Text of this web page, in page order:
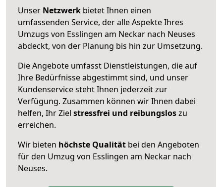
Unser Netzwerk bietet Ihnen einen
umfassenden Service, der alle Aspekte Ihres
Umzugs von Esslingen am Neckar nach Neuses
abdeckt, von der Planung bis hin zur Umsetzung.
Die Angebote umfasst Dienstleistungen, die auf
Ihre Bedürfnisse abgestimmt sind, und unser
Kundenservice steht Ihnen jederzeit zur
Verfügung. Zusammen können wir Ihnen dabei
helfen, Ihr Ziel stressfrei und reibungsloszu
erreichen.
Wir bieten höchste Qualität bei den Angeboten
für den Umzug von Esslingen am Neckar nach
Neuses.